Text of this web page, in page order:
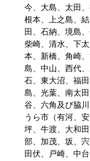
今、大島、太田
根本、上之島、
田、石納、境島
柴崎、清水、下
本、新橋、角崎
島、中山、西代
石、東大沼、福
島、光葉、南太
谷、六角及び脇
うら市（有河、
坪、牛渡、大和
部、加茂、坂、
田伏、戸崎、中